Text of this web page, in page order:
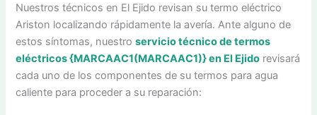
Nuestros técnicos en El Ejido revisan su termo eléctrico
Ariston localizando rápidamente la avería. Ante alguno de
estos síntomas, nuestroservicio técnico de termos
eléctricos {MARCAAC1(MARCAAC1)} en El Ejido revisará
cada uno de los componentes de su termos para agua
caliente para proceder a su reparación: